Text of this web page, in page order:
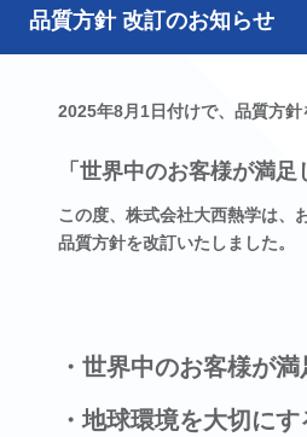
品質方針 改訂のお知らせ
2025年8月1日付けで、品質方針
「世界中のお客様が満
この度、株式会社大西熱学は、
品質方針を改訂いたしました。
・世界中のお客様が
・地球環境を大切に